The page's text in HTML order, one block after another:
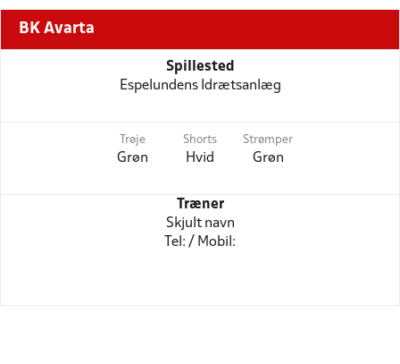
BK Avarta
Spillested
Espelundens Idrætsanlæg
Trøje
Grøn
Shorts
Hvid
Strømper
Grøn
Træner
Skjult navn
Tel: / Mobil: